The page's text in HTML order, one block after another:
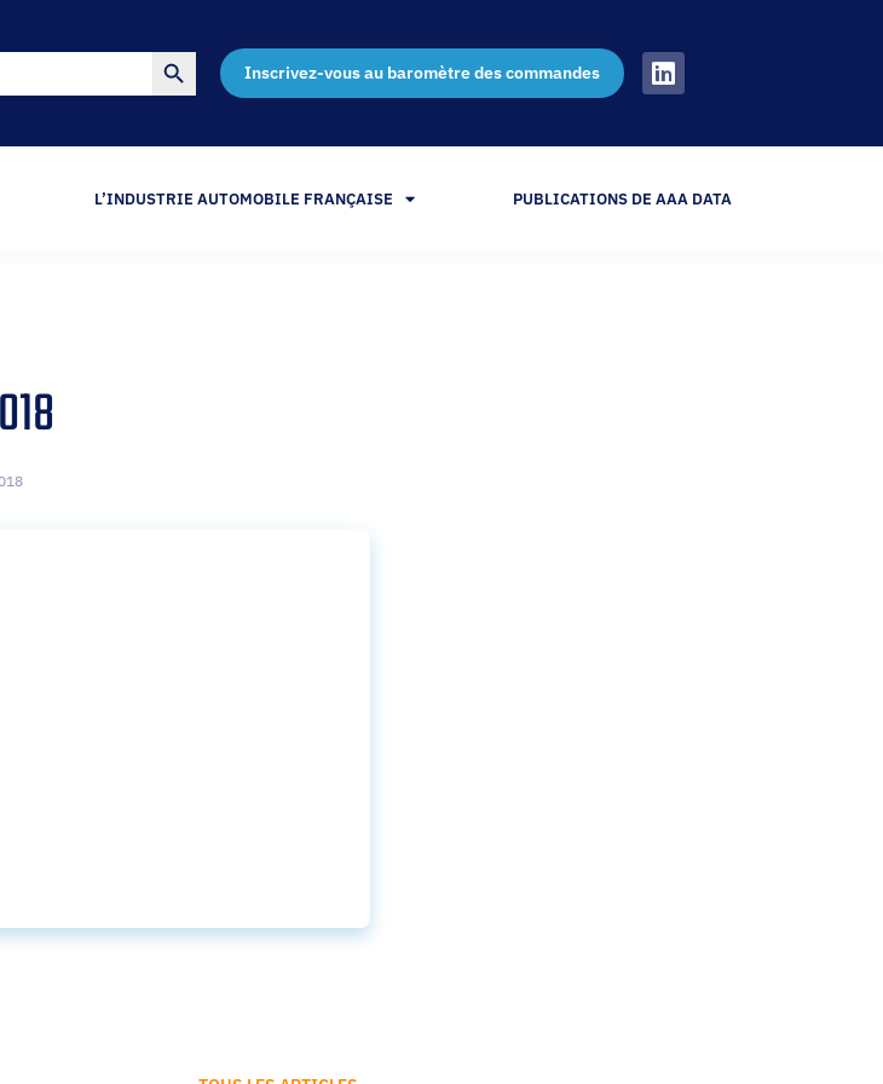
Search Button
Inscrivez-vous au baromètre des commandes
L’INDUSTRIE AUTOMOBILE FRANÇAISE PUBLICATIONS DE AAA DATA